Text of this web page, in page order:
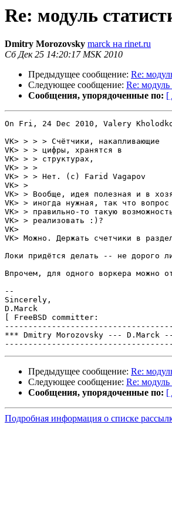
Re: модуль
Dmitry Morozovsky marck на rinet.ru
Сб Дек 25 14:20:17 MSK 2010
Предыдущее сообщение: Re:
Следующее сообщение: Re: модуль
Сообщения, упорядоченные по: [
On Fri, 24 Dec 2010, Valery
VK> > > > Счётчики, накапливающие
VK> > > цифры, хранятся в
VK> > > структурах,
VK> > >
VK> > > Нет. (c) Farid Vagapov
VK> >
VK> > Вообще, идея полезная и в
VK> > иногда нужная, так что
VK> > правильно-то такую
VK> > реализовать :)?
VK>
VK> Можно. Держать счетчики в
Локи придётся делать -- не дорого
Впрочем, для одного воркера можно
--
Sincerely,
D.Marck
[ FreeBSD
*** Dmitry Morozovsky --- D.Marck
Предыдущее сообщение: Re:
Следующее сообщение: Re: модуль
Сообщения, упорядоченные по: [
Подробная информация о списке